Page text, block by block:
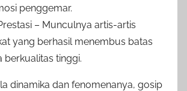
penggemar.
– Munculnya artis-artis
yang berhasil menembus batas
berkualitas tinggi.
dinamika dan fenomenanya, gosip